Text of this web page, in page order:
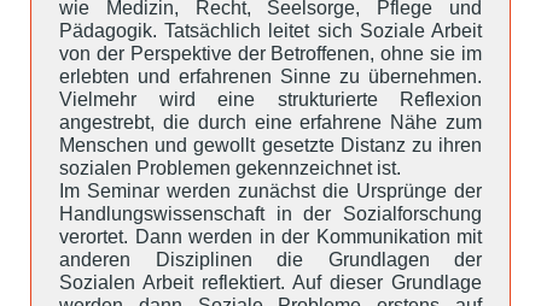
wie Medizin, Recht, Seelsorge, Pflege und
Pädagogik. Tatsächlich leitet sich Soziale Arbeit
von der Perspektive der Betroffenen, ohne sie im
erlebten und erfahrenen Sinne zu übernehmen.
Vielmehr wird eine strukturierte Reflexion
angestrebt, die durch eine erfahrene Nähe zum
Menschen und gewollt gesetzte Distanz zu ihren
sozialen Problemen gekennzeichnet ist.
Im Seminar werden zunächst die Ursprünge der
Handlungswissenschaft in der Sozialforschung
verortet. Dann werden in der Kommunikation mit
anderen Disziplinen die Grundlagen der
Sozialen Arbeit reflektiert. Auf dieser Grundlage